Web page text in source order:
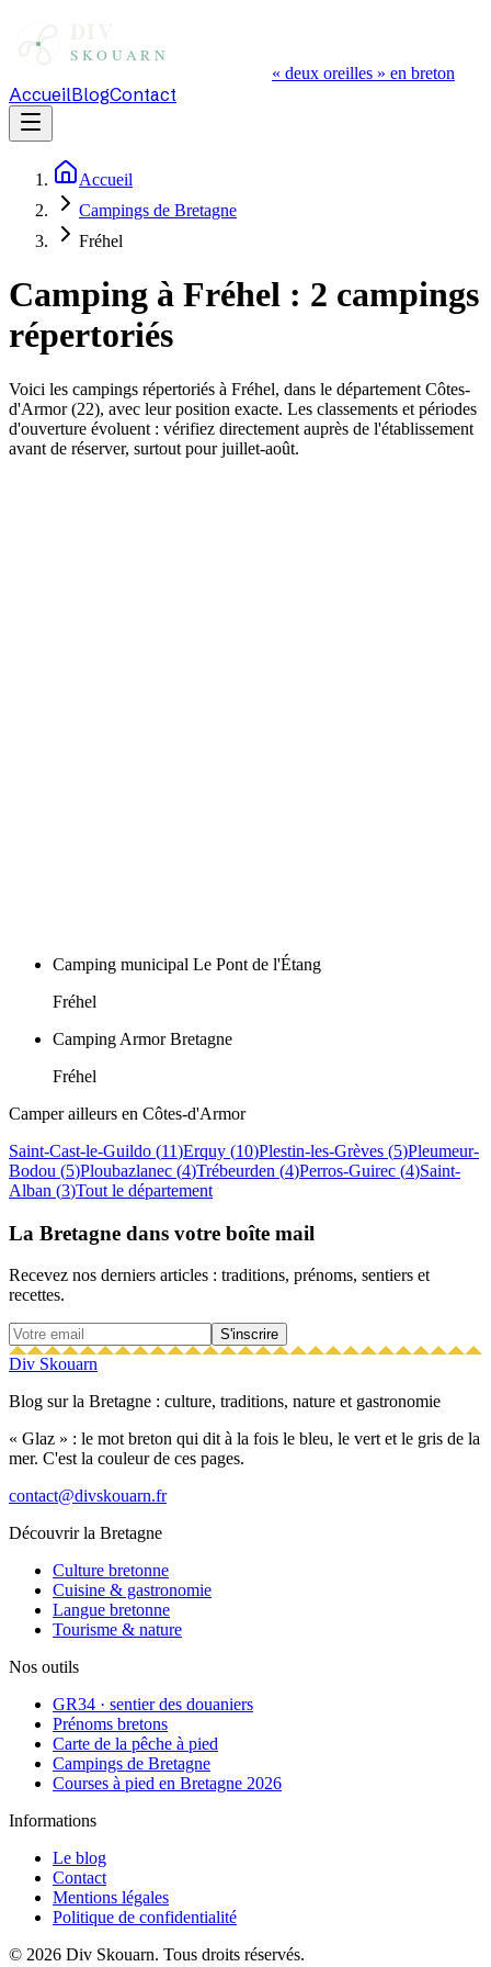
« deux oreilles » en breton
AccueilBlogContact
Accueil
Campings de Bretagne
Fréhel
Camping à Fréhel : 2 campings
répertoriés
Voici les campings répertoriés à Fréhel, dans le département Côtes-
d'Armor(22), avec leur position exacte. Les classements et périodes
d'ouverture évoluent : vérifiez directement auprès de l'établissement
avant de réserver, surtout pour juillet-août.
Camping municipal Le Pont de l'Étang
Fréhel
Camping Armor Bretagne
Fréhel
Camper ailleurs en Côtes-d'Armor
Saint-Cast-le-Guildo (11)Erquy (10)Plestin-les-Grèves (5)Pleumeur-
Bodou (5)Ploubazlanec (4)Trébeurden (4)Perros-Guirec (4)Saint-
Alban (3)Tout le département
La Bretagne dans votre boîte mail
Recevez nos derniers articles : traditions, prénoms, sentiers et
recettes.
S'inscrire
Div Skouarn
Blog sur la Bretagne : culture, traditions, nature et gastronomie
« Glaz » : le mot breton qui dit à la fois le bleu, le vert et le gris de la
mer. C'est la couleur de ces pages.
contact@divskouarn.fr
Découvrir la Bretagne
Culture bretonne
Cuisine & gastronomie
Langue bretonne
Tourisme & nature
Nos outils
GR34 · sentier des douaniers
Prénoms bretons
Carte de la pêche à pied
Campings de Bretagne
Courses à pied en Bretagne 2026
Informations
Le blog
Contact
Mentions légales
Politique de confidentialité
© 2026 Div Skouarn. Tous droits réservés.